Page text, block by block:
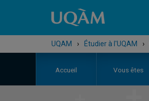
UQAM › Étudier à l'UQAM ›
Accueil Vous êtes